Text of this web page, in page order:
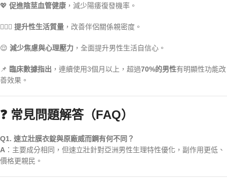
💖 促進陰莖血管健康 ，減少陽痿復發機率。
👩‍❤️‍👨 提升性生活質量 ，改善伴侶關係親密度。
😌 減少焦慮與心理壓力 ，全面提升男性生活自信心。
📌 臨床數據指出 ，連續使用3個月以上，超過70%的男性有明顯性功能改
善效果。
❓ 常見問題解答（FAQ）
Q1. 速立壯膜衣錠與原廠威而鋼有何不同？
A ：主要成分相同，但速立壯針對亞洲男性生理特性優化，副作用更低、
價格更親民。